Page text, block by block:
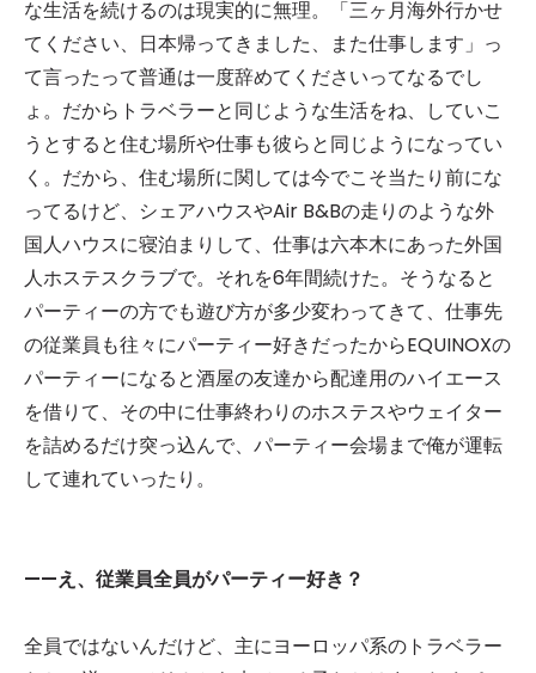
な生活を続けるのは現実的に無理。「三ヶ月海外行かせ
てください、日本帰ってきました、また仕事します」っ
て言ったって普通は一度辞めてくださいってなるでし
ょ。だからトラベラーと同じような生活をね、していこ
うとすると住む場所や仕事も彼らと同じようになってい
く。だから、住む場所に関しては今でこそ当たり前にな
ってるけど、シェアハウスやAir B&Bの走りのような外
国人ハウスに寝泊まりして、仕事は六本木にあった外国
人ホステスクラブで。それを6年間続けた。そうなると
パーティーの方でも遊び方が多少変わってきて、仕事先
の従業員も往々にパーティー好きだったからEQUINOXの
パーティーになると酒屋の友達から配達用のハイエース
を借りて、その中に仕事終わりのホステスやウェイター
を詰めるだけ突っ込んで、パーティー会場まで俺が運転
して連れていったり。
——え、従業員全員がパーティー好き？
全員ではないんだけど、主にヨーロッパ系のトラベラー